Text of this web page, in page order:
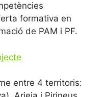
formativa en
de PAM i PF.
entre 4 territoris: